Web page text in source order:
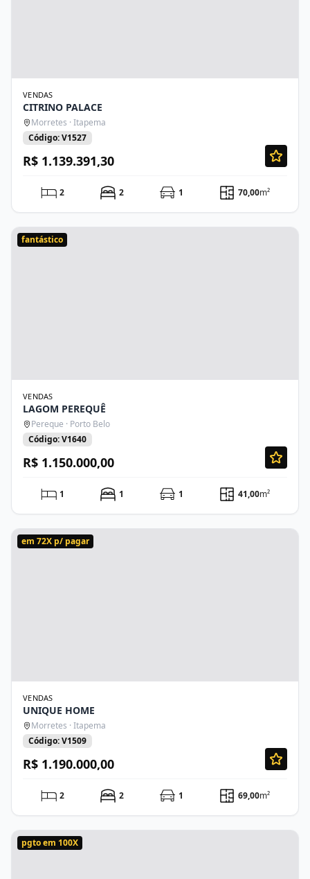
VENDAS
CITRINO PALACE
Morretes · Itapema
Código: V1527
R$ 1.139.391,30
2 2 1 70,00m²
fantástico
VENDAS
LAGOM PEREQUÊ
Pereque · Porto Belo
Código: V1640
R$ 1.150.000,00
1 1 1 41,00m²
em 72X p/ pagar
VENDAS
UNIQUE HOME
Morretes · Itapema
Código: V1509
R$ 1.190.000,00
2 2 1 69,00m²
pgto em 100X